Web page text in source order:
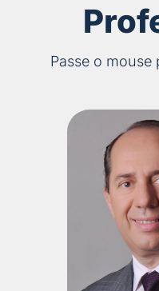
Passe o mouse
José
Bacharel em
Faculdade (AMF);
em
Petersburgo (SPbU
Conhecimento e o
Meneghetti
Administração / MBA
pela Antônio
Ciências Jurídicas e
Católica do